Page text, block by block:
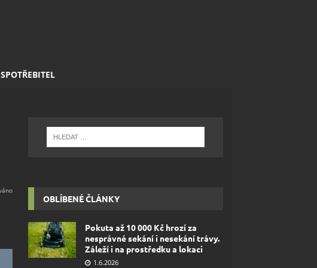
SPOTŘEBITEL
OBLÍBENÉ ČLÁNKY
Pokuta až 10 000 Kč hrozí za
nesprávné sekání i nesekání trávy.
Záleží i na prostředku a lokaci
1.6.2026